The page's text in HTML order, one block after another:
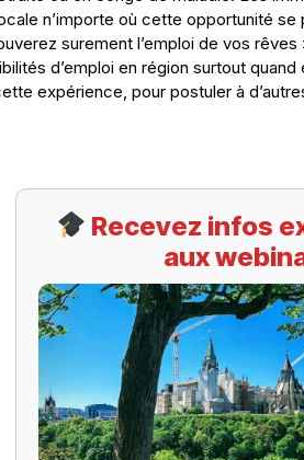
n’importe où cette opportunité
surement l’emploi de vos
d’emploi en région surtout
expérience, pour postuler à
Recevez infos
aux